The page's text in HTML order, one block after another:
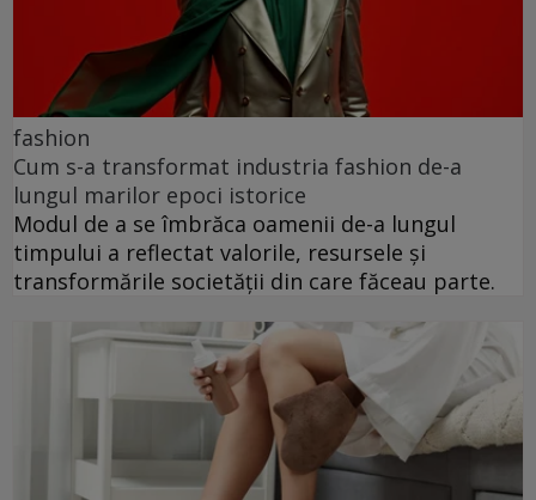
fashion
Cum s-a transformat industria fashion de-a
lungul marilor epoci istorice
Modul de a se îmbrăca oamenii de-a lungul
timpului a reflectat valorile, resursele și
transformările societății din care făceau parte.